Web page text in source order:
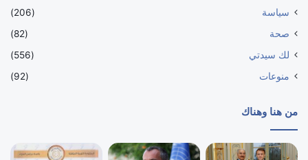
سياسة
(206)
صحة
(82)
لك سيدتي
(556)
منوعات
(92)
من هنا وهناك